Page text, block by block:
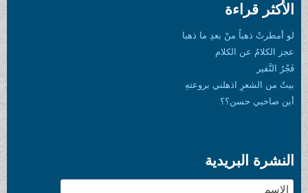
الأكثر قراءة
لو أمطرتْ ذهباً منْ بعدِ ما ذهبا
عجز الكلامُ عن الكلام
فَجْرُ النَّفير
بيتٌ من الشعرِ اذهلني بروعتهِ
أين صاحبي حسن؟؟
النشرة البريدية